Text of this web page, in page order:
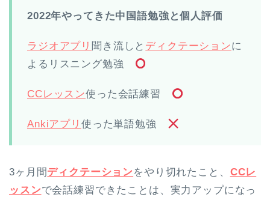
2022年やってきた中国語勉強と個人評価
ラジオアプリ 聞き流しと ディクテーションに
よるリスニング勉強
CCレッスン使った会話練習
Ankiアプリ 使った単語勉強
3ヶ月間ディクテーションをやり切れたこと、 CCレ
ッスンで会話練習できたことは、実力アップになっ